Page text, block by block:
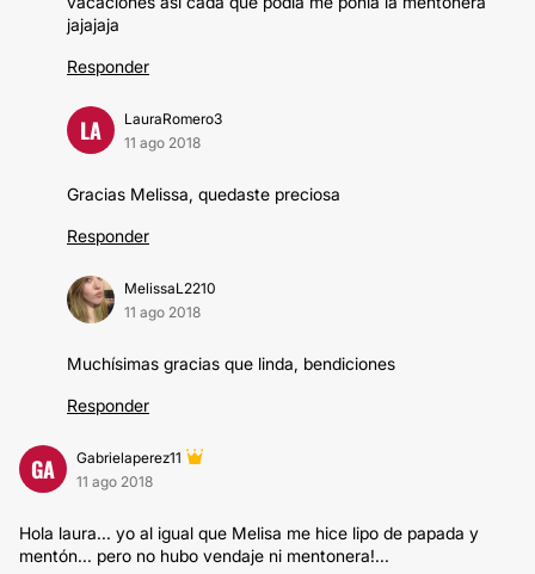
jajajaja
Responder
LA
LauraRomero3
11 ago 2018
Gracias Melissa, quedaste preciosa
Responder
MelissaL2210
11 ago 2018
Muchísimas gracias que linda, bendiciones
Responder
GA
Gabrielaperez11
11 ago 2018
Hola laura... yo al igual que Melisa me hice lipo de papada y
mentón... pero no hubo vendaje ni mentonera!...